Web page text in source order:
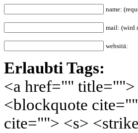
name:
mail: (wird
websitä:
Erlaubti Tags:
<a href=""
<blockquote
cite=""> <s>